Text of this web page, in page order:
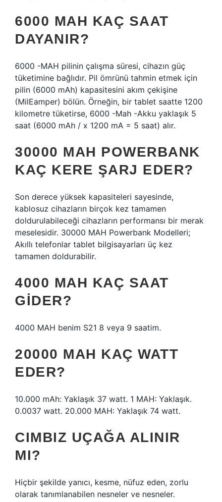
6000 MAH KAÇ SAAT
DAYANIR?
6000 -MAH pilinin çalışma süresi, cihazın güç
tüketimine bağlıdır. Pil ömrünü tahmin etmek için
pilin (6000 mAh) kapasitesini akım çekişine
(MilEamper) bölün. Örneğin, bir tablet saatte 1200
kilometre tüketirse, 6000 -Mah -Akku yaklaşık 5
saat (6000 mAh / x 1200 mA = 5 saat) alır.
30000 MAH POWERBANK
KAÇ KERE ŞARJ EDER?
Son derece yüksek kapasiteleri sayesinde,
kablosuz cihazların birçok kez tamamen
doldurulabileceği cihazların performansı bir merak
meselesidir. 30000 MAH Powerbank Modelleri;
Akıllı telefonlar tablet bilgisayarları üç kez
tamamen doldurabilir.
4000 MAH KAÇ SAAT
GIDER?
4000 MAH benim S21 8 veya 9 saatim.
20000 MAH KAÇ WATT
EDER?
10.000 mAh: Yaklaşık 37 watt. 1 MAH: Yaklaşık.
0.0037 watt. 20.000 MAH: Yaklaşık 74 watt.
CIMBIZ UÇAĞA ALINIR
MI?
Hiçbir şekilde yanıcı, kesme, nüfuz eden, zorlu
olarak tanımlanabilen nesneler ve nesneler.